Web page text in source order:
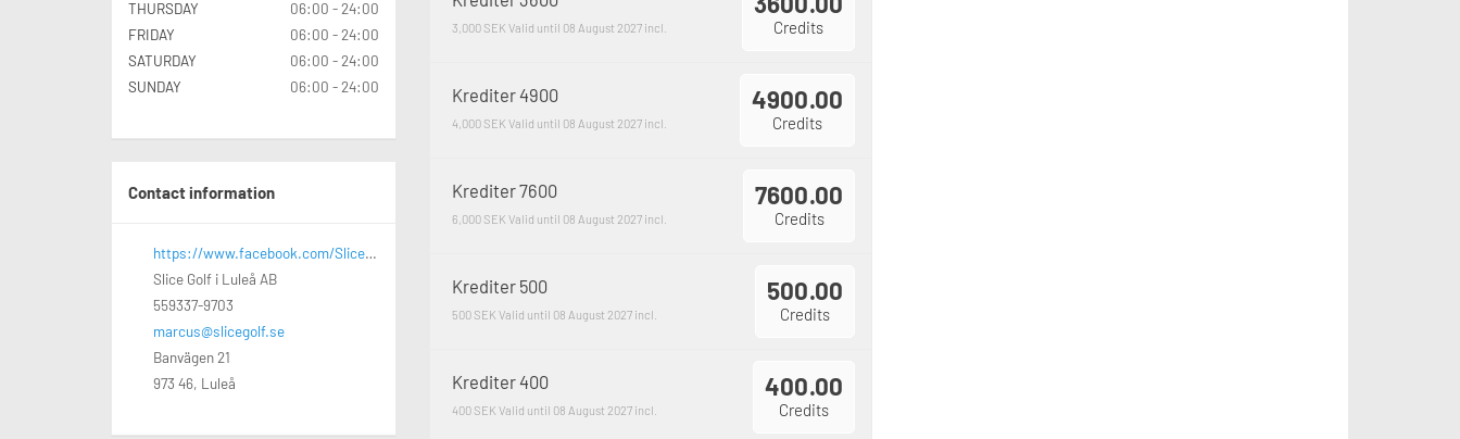
Credits
3,000 SEK Valid until 08 August 2027 incl.
4900.00
Credits
Krediter 4900
4,000 SEK Valid until 08 August 2027 incl.
7600.00
Credits
Krediter 7600
6,000 SEK Valid until 08 August 2027 incl.
500.00
Credits
Krediter 500
500 SEK Valid until 08 August 2027 incl.
400.00
Credits
Krediter 400
400 SEK Valid until 08 August 2027 incl.
THURSDAY
06:00 - 24:00
FRIDAY
06:00 - 24:00
SATURDAY
06:00 - 24:00
SUNDAY
06:00 - 24:00
Contact information
https://www.facebook.com/Slice.inomhusgolf/
Slice Golf i Luleå AB
559337-9703
marcus@slicegolf.se
Banvägen 21
973 46, Luleå